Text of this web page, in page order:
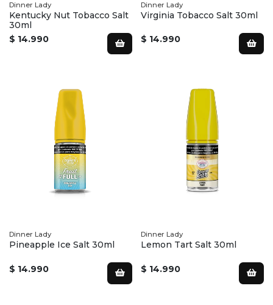
Dinner Lady
Kentucky Nut Tobacco Salt
30ml
$ 14.990
Dinner Lady
Virginia Tobacco Salt 30ml
$ 14.990
Dinner Lady
Pineapple Ice Salt 30ml
$ 14.990
Dinner Lady
Lemon Tart Salt 30ml
$ 14.990